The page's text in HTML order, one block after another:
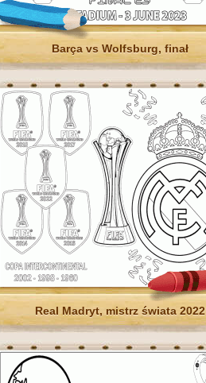
Barça vs Wolfsburg, finał
Real Madryt, mistrz świata 2022